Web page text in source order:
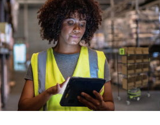
des tablettes
: 5 min– Lire l’article